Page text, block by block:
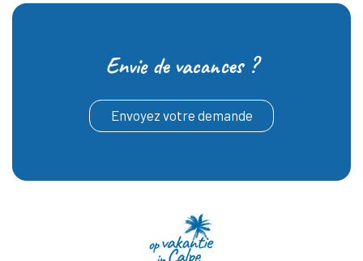
Envie de vacances ?
Envoyez votre demande